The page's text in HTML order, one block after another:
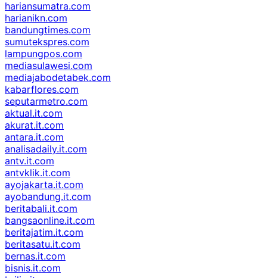
hariansumatra.com
harianikn.com
bandungtimes.com
sumutekspres.com
lampungpos.com
mediasulawesi.com
mediajabodetabek.com
kabarflores.com
seputarmetro.com
aktual.it.com
akurat.it.com
antara.it.com
analisadaily.it.com
antv.it.com
antvklik.it.com
ayojakarta.it.com
ayobandung.it.com
beritabali.it.com
bangsaonline.it.com
beritajatim.it.com
beritasatu.it.com
bernas.it.com
bisnis.it.com